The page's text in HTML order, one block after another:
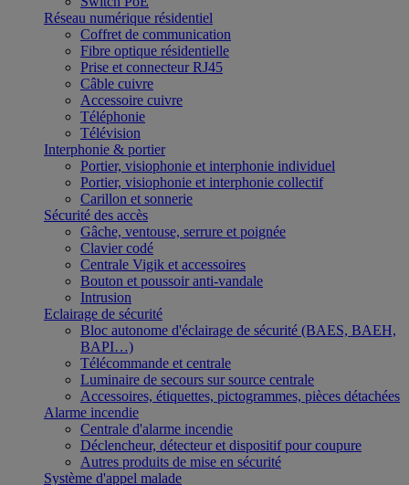
Réseau numérique résidentiel
Coffret de communication
Fibre optique résidentielle
Prise et connecteur RJ45
Câble cuivre
Accessoire cuivre
Téléphonie
Télévision
Interphonie & portier
Portier, visiophonie et interphonie individuel
Portier, visiophonie et interphonie collectif
Carillon et sonnerie
Sécurité des accès
Gâche, ventouse, serrure et poignée
Clavier codé
Centrale Vigik et accessoires
Bouton et poussoir anti-vandale
Intrusion
Eclairage de sécurité
Bloc autonome d'éclairage de sécurité (BAES, BAEH,
BAPI…)
Télécommande et centrale
Luminaire de secours sur source centrale
Accessoires, étiquettes, pictogrammes, pièces détachées
Alarme incendie
Centrale d'alarme incendie
Déclencheur, détecteur et dispositif pour coupure
Autres produits de mise en sécurité
Système d'appel malade